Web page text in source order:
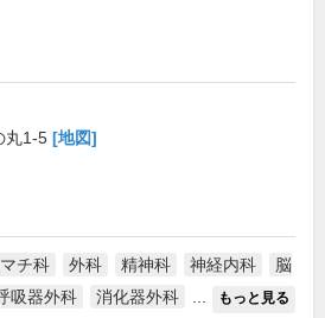
丸1-5 [地図]
チ科 外科 精神科 神経内科
脳
吸器外科 消化器外科 もっと見る